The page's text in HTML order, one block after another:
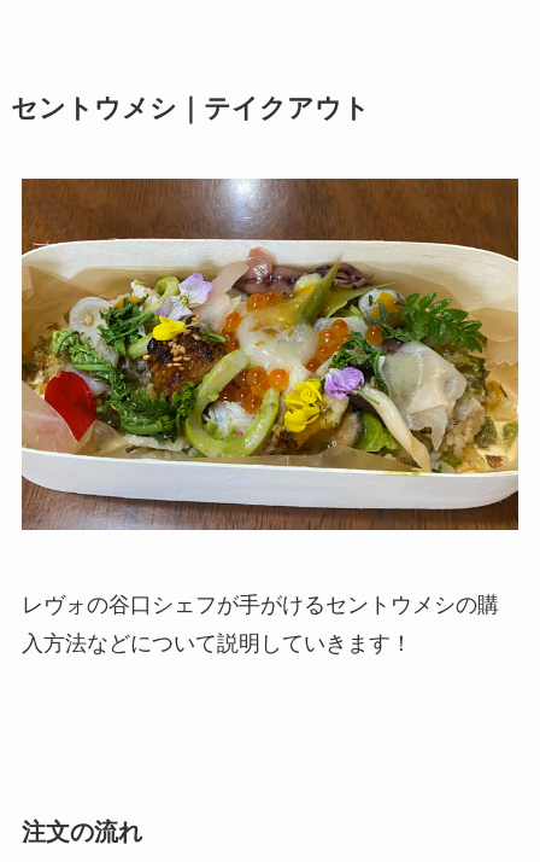
セントウメシ｜テイクアウト
レヴォの谷口シェフが手がけるセントウメシの購
入方法などについて説明していきます！
注文の流れ